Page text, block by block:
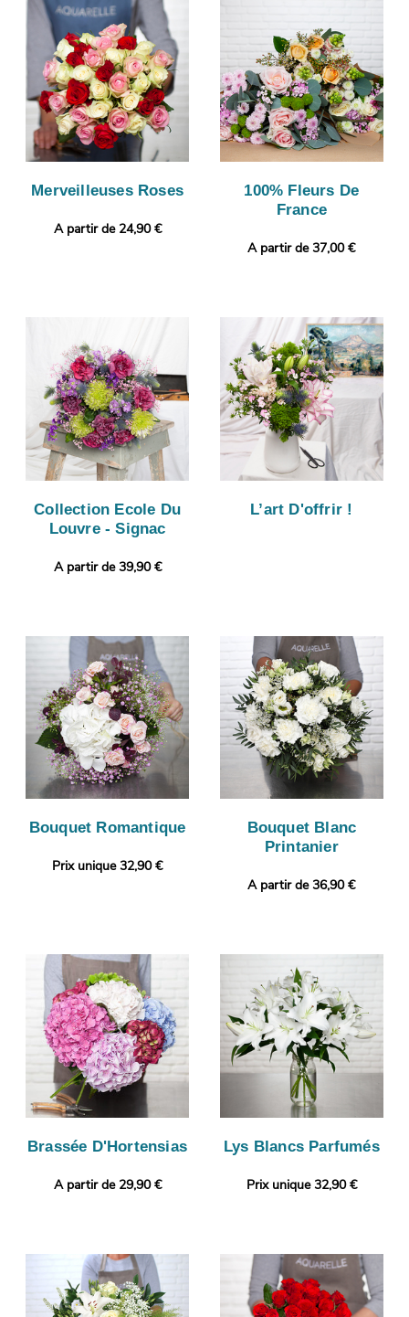
Merveilleuses Roses
A partir de 24,90 €
100% Fleurs De
France
A partir de 37,00 €
Collection Ecole Du
Louvre - Signac
A partir de 39,90 €
L’art D'offrir !
Bouquet Romantique
Prix unique 32,90 €
Bouquet Blanc
Printanier
A partir de 36,90 €
Brassée D'Hortensias
A partir de 29,90 €
Lys Blancs Parfumés
Prix unique 32,90 €